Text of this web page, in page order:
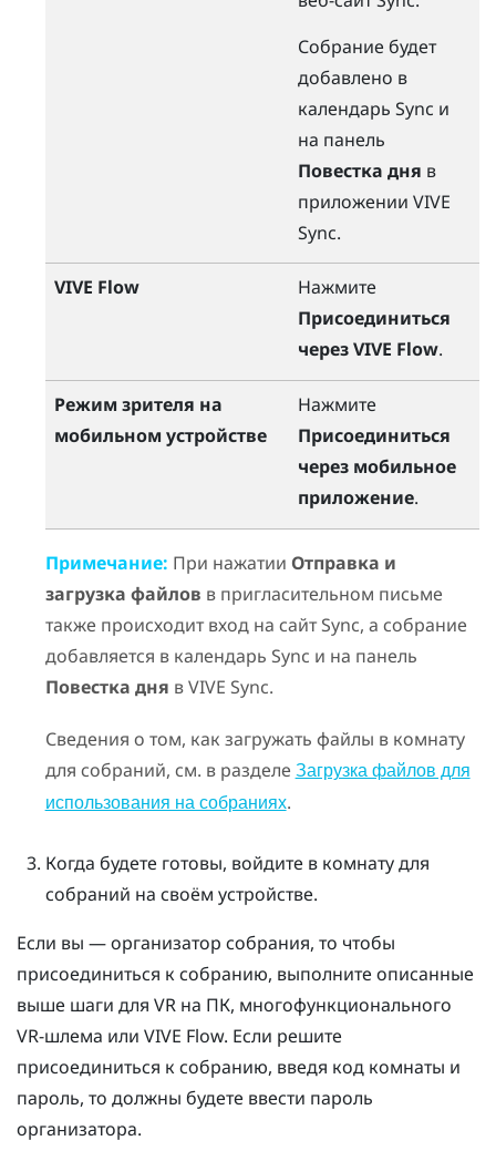
Собрание будет
добавлено в
календарь Sync и
на панель
Повестка дня в
приложении VIVE
Sync.
VIVE Flow
Нажмите
Присоединиться
через VIVE Flow.
Режим зрителя на
мобильном устройстве
Нажмите
Присоединиться
через мобильное
приложение.
Примечание: При нажатии Отправка и
загрузка файлов в пригласительном письме
также происходит вход на сайт Sync, а собрание
добавляется в календарь Sync и на панель
Повестка дня вVIVE Sync.
Сведения о том, как загружать файлы в комнату
для собраний, см. в разделе Загрузка файлов для
использования на собраниях.
Когда будете готовы, войдите в комнату для
собраний на своём устройстве.
Если вы — организатор собрания, то чтобы
присоединиться к собранию, выполните описанные
выше шаги для VR на ПК, многофункционального
VR-шлема или VIVE Flow. Если решите
присоединиться к собранию, введя код комнаты и
пароль, то должны будете ввести пароль
организатора.